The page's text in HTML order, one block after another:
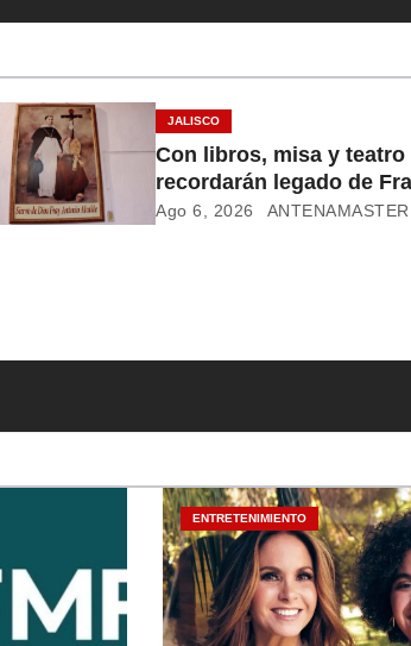
JALISCO
Con libros, misa y teatro
recordarán legado de
Alcalde
Ago 6, 2026 ANTENAMASTER
ENTRETENIMIENTO